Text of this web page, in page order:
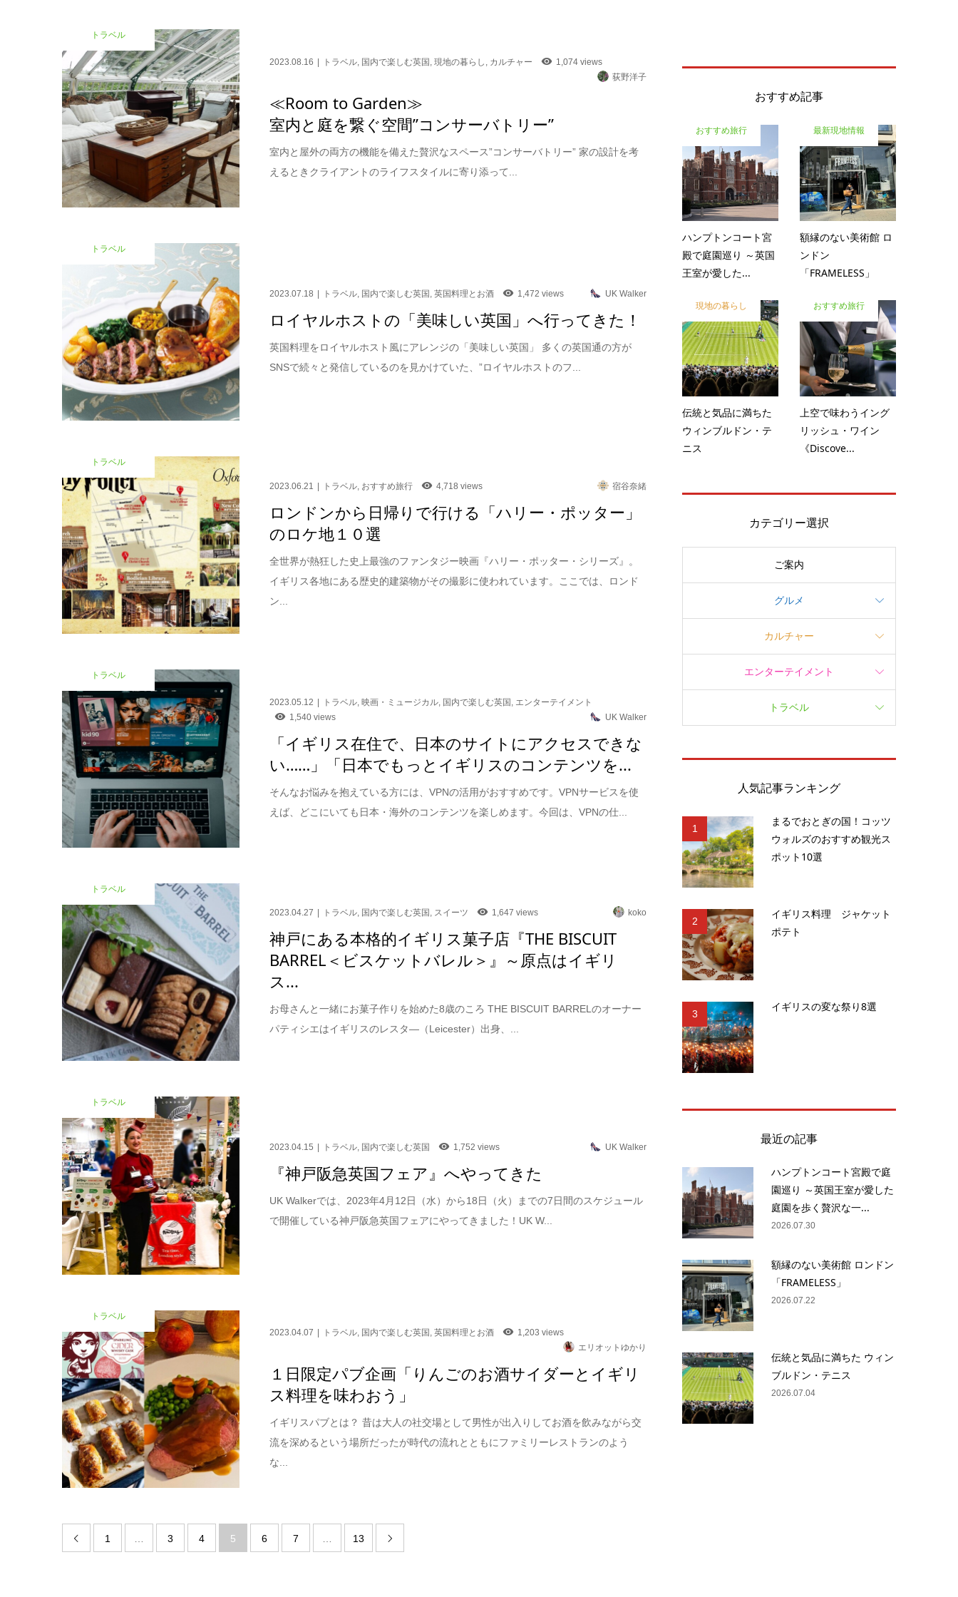
トラベル
2023.08.16 トラベル, 国内で楽しむ英国,現地の暮らし , カルチャー
1,074 views
荻野洋子
≪Room to Garden≫
室内と庭を繋ぐ空間”コンサーバトリー”
室内と屋外の両方の機能を備えた贅沢なスペース”コンサーバトリー” 家の設計を考
えるときクライアントのライフスタイルに寄り添って...
トラベル
2023.07.18 トラベル 国内で楽しむ英国 ,英国料理とお酒 1,472 views UK Walker
ロイヤルホストの「美味しい英国」へ行ってきた！
英国料理をロイヤルホスト風にアレンジの「美味しい英国」 多くの英国通の方が
SNSで続々と発信しているのを見かけていた、”ロイヤルホストのフ...
トラベル
2023.06.21 トラベル, おすすめ旅行 4,718 views 宿谷奈緒
ロンドンから日帰りで行ける「ハリー・ポッター」
のロケ地１０選
全世界が熱狂した史上最強のファンタジー映画『ハリー・ポッター・シリーズ』。
イギリス各地にある歴史的建築物がその撮影に使われています。ここでは、ロンド
ン...
トラベル
2023.05.12 トラベル, 映画・ミュージカル, 国内で楽しむ英国 , エンターテイメント
1,540 views
UK Walker
「イギリス在住で、日本のサイトにアクセスできな
い……」「日本でもっとイギリスのコンテンツを...
そんなお悩みを抱えている方には、VPNの活用がおすすめです。VPNサービスを使
えば、どこにいても日本・海外のコンテンツを楽しめます。今回は、VPNの仕...
トラベル
2023.04.27 トラベル, 国内で楽しむ英国 , スイーツ 1,647 views koko
神戸にある本格的イギリス菓子店『THE BISCUIT
BARREL＜ビスケットバレル＞』～原点はイギリ
ス...
お母さんと一緒にお菓子作りを始めた8歳のころ THE BISCUIT BARRELのオーナー
パティシエはイギリスのレスタ―（Leicester）出身、...
トラベル
2023.04.15 トラベル, 国内で楽しむ英国 1,752 views UK Walker
『神戸阪急英国フェア』へやってきた
UK Walkerでは、2023年4月12日（水）から18日（火）までの7日間のスケジュール
で開催している神戸阪急英国フェアにやってきました！UK W...
トラベル
2023.04.07
トラベル, 国内で楽しむ英国 ,英国料理とお酒
1,203 views
エリオットゆかり
１日限定パブ企画「りんごのお酒サイダーとイギリ
ス料理を味わおう」
イギリスパブとは？ 昔は大人の社交場として男性が出入りしてお酒を飲みながら交
流を深めるという場所だったが時代の流れとともにファミリーレストランのよう
な...
 1 3 4 5 6 7 13 
おすすめ記事
おすすめ旅行
ハンプトンコート宮
殿で庭園巡り ～英国
王室が愛した...
最新現地情報
額縁のない美術館 ロ
ンドン
「FRAMELESS」
現地の暮らし
伝統と気品に満ちた
ウィンブルドン・テ
ニス
おすすめ旅行
上空で味わうイング
リッシュ・ワイン
《Discove...
カテゴリー選択
ご案内
グルメ
カルチャー
エンターテイメント
トラベル
人気記事ランキング
1
まるでおとぎの国！コッツ
ウォルズのおすすめ観光ス
ポット10選
2
イギリス料理 ジャケット
ポテト
3
イギリスの変な祭り8選
最近の記事
ハンプトンコート宮殿で庭
園巡り ～英国王室が愛した
庭園を歩く贅沢な一...
2026.07.30
額縁のない美術館 ロンドン
「FRAMELESS」
2026.07.22
伝統と気品に満ちた ウィン
ブルドン・テニス
2026.07.04